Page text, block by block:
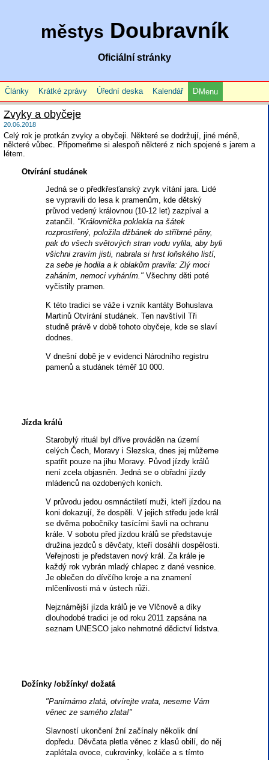
městys Doubravník
Oficiální stránky
Články Krátké zprávy Úřední deska Kalendář Menu
Zvyky a obyčeje
20.06.2018
Celý rok je protkán zvyky a obyčeji. Některé se dodržují, jiné méně,
některé vůbec. Připomeňme si alespoň některé z nich spojené s jarem a
létem.
Otvírání studánek
Jedná se o předkřesťanský zvyk vítání jara. Lidé
se vypravili do lesa k pramenům, kde dětský
průvod vedený královnou (10-12 let) zazpíval a
zatančil. "Královnička poklekla na šátek
rozprostřený, položila džbánek do stříbrné pěny,
pak do všech světových stran vodu vylila, aby byli
všichni zravím jisti, nabrala si hrst loňského listí,
za sebe je hodila a k oblakům pravila: Zlý moci
zaháním, nemoci vyháním." Všechny děti poté
vyčistily pramen.
K této tradici se váže i vznik kantáty Bohuslava
Martinů Otvírání studánek. Ten navštívil Tři
studně právě v době tohoto obyčeje, kde se slaví
dodnes.
V dnešní době je v evidenci Národního registru
pamenů a studánek téměř 10 000.
Jízda králů
Starobylý rituál byl dříve prováděn na území
celých Čech, Moravy i Slezska, dnes jej můžeme
spatřit pouze na jihu Moravy. Původ jízdy králů
není zcela objasněn. Jedná se o obřadní jízdy
mládenců na ozdobených koních.
V průvodu jedou osmnáctiletí muži, kteří jízdou na
koni dokazují, že dospěli. V jejich středu jede král
se dvěma pobočníky tasícími šavli na ochranu
krále. V sobotu před jízdou králů se představuje
družina jezdců s děvčaty, kteří dosáhli dospělosti.
Veřejnosti je představen nový král. Za krále je
každý rok vybrán mladý chlapec z dané vesnice.
Je oblečen do dívčího kroje a na znamení
mlčenlivosti má v ústech růži.
Nejznámější jízda králů je ve Vlčnově a díky
dlouhodobé tradici je od roku 2011 zapsána na
seznam UNESCO jako nehmotné dědictví lidstva.
Dožínky /obžínky/ dožatá
"Panímámo zlatá, otvírejte vrata, neseme Vám
věnec ze samého zlata!"
Slavností ukončení žní začínaly několik dní
dopředu. Děvčata pletla věnec z klasů obilí, do něj
zaplétala ovoce, cukrovinky, koláče a s tímto